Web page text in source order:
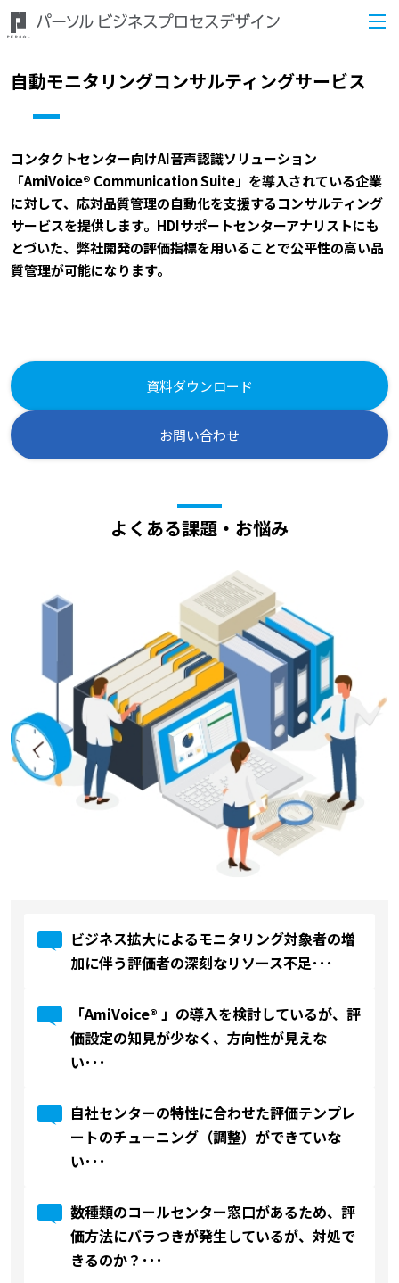
自動モニタリングコンサルティングサービス
コンタクトセンター向けAI音声認識ソリューション
「AmiVoice® Communication Suite」を導入されている企業
に対して、応対品質管理の自動化を支援するコンサルティング
サービスを提供します。HDIサポートセンターアナリストにも
とづいた、弊社開発の評価指標を用いることで公平性の高い品
質管理が可能になります。
資料ダウンロード
お問い合わせ
よくある課題・お悩み
ビジネス拡大によるモニタリング対象者の増
加に伴う評価者の深刻なリソース不足･･･
「AmiVoice® 」の導入を検討しているが、評
価設定の知見が少なく、方向性が見えな
い･･･
自社センターの特性に合わせた評価テンプレ
ートのチューニング（調整）ができていな
い･･･
数種類のコールセンター窓口があるため、評
価方法にバラつきが発生しているが、対処で
きるのか？･･･